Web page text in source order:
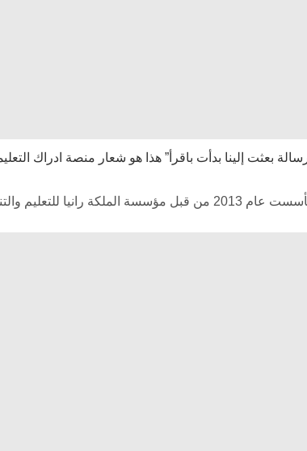
بعثت إلينا بدأت باقرأ” هذا هو شعار منصة ادراك
والتنمية.